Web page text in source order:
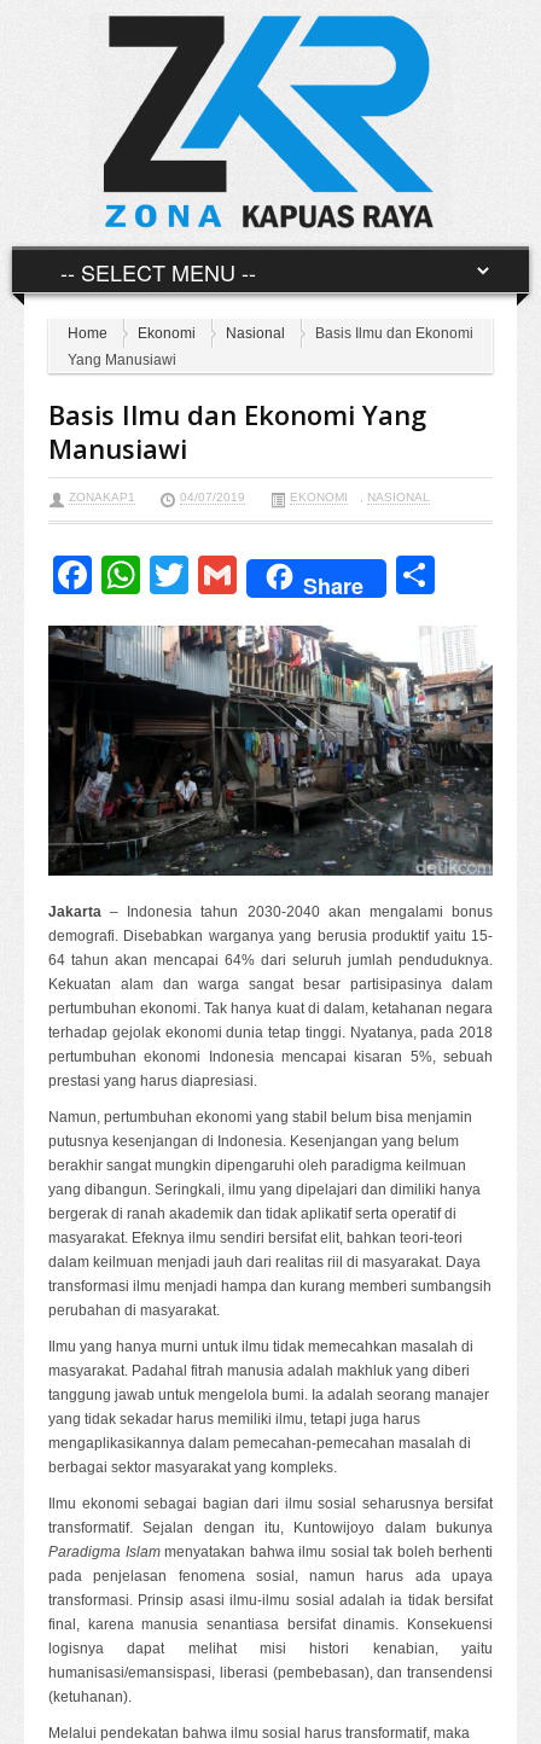
Home Ekonomi Nasional
Basis Ilmu dan Ekonomi
Yang Manusiawi
Basis Ilmu dan Ekonomi Yang
Manusiawi
ZONAKAP1 04/07/2019 EKONOMI NASIONAL
Facebook
WhatsApp
TwitterGmail
Share
Jakarta – Indonesia tahun 2030-2040 akan mengalami bonus
demografi. Disebabkan warganya yang berusia produktif yaitu 15-
64 tahun akan mencapai 64% dari seluruh jumlah penduduknya.
Kekuatan alam dan warga sangat besar partisipasinya dalam
pertumbuhan ekonomi. Tak hanya kuat di dalam, ketahanan negara
terhadap gejolak ekonomi dunia tetap tinggi. Nyatanya, pada 2018
pertumbuhan ekonomi Indonesia mencapai kisaran 5%, sebuah
prestasi yang harus diapresiasi.
Namun, pertumbuhan ekonomi yang stabil belum bisa menjamin
putusnya kesenjangan di Indonesia. Kesenjangan yang belum
berakhir sangat mungkin dipengaruhi oleh paradigma keilmuan
yang dibangun. Seringkali, ilmu yang dipelajari dan dimiliki hanya
bergerak di ranah akademik dan tidak aplikatif serta operatif di
masyarakat. Efeknya ilmu sendiri bersifat elit, bahkan teori-teori
dalam keilmuan menjadi jauh dari realitas riil di masyarakat. Daya
transformasi ilmu menjadi hampa dan kurang memberi sumbangsih
perubahan di masyarakat.
Ilmu yang hanya murni untuk ilmu tidak memecahkan masalah di
masyarakat. Padahal fitrah manusia adalah makhluk yang diberi
tanggung jawab untuk mengelola bumi. Ia adalah seorang manajer
yang tidak sekadar harus memiliki ilmu, tetapi juga harus
mengaplikasikannya dalam pemecahan-pemecahan masalah di
berbagai sektor masyarakat yang kompleks.
Ilmu ekonomi sebagai bagian dari ilmu sosial seharusnya bersifat
transformatif. Sejalan dengan itu, Kuntowijoyo dalam bukunya
Paradigma Islammenyatakan bahwa ilmu sosial tak boleh berhenti
pada penjelasan fenomena sosial, namun harus ada upaya
transformasi. Prinsip asasi ilmu-ilmu sosial adalah ia tidak bersifat
final, karena manusia senantiasa bersifat dinamis. Konsekuensi
logisnya dapat melihat misi histori kenabian, yaitu
humanisasi/emansispasi, liberasi (pembebasan), dan transendensi
(ketuhanan).
Melalui pendekatan bahwa ilmu sosial harus transformatif, maka